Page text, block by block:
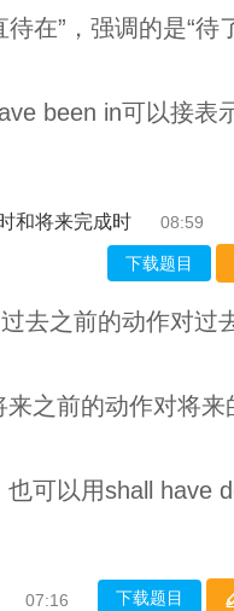
在”，强调的是“待
been in可以接表
和将来完成时 08:59
下载题目
去之前的动作对过
之前的动作对将来
可以用shall have
07:16 下载题目